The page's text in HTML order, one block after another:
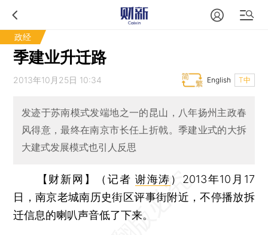
政经
季建业升迁路
2013年10月25日 10:34 T中
English
发迹于苏南模式发端地之一的昆山，八年扬州主政春
风得意，最终在南京市长任上折戟。季建业式的大拆
大建式发展模式也引人反思
【财新网】（记者谢海涛 ） 2013年10月17
日，南京老城南历史街区评事街附近，不停播放拆
迁信息的喇叭声音低了下来。